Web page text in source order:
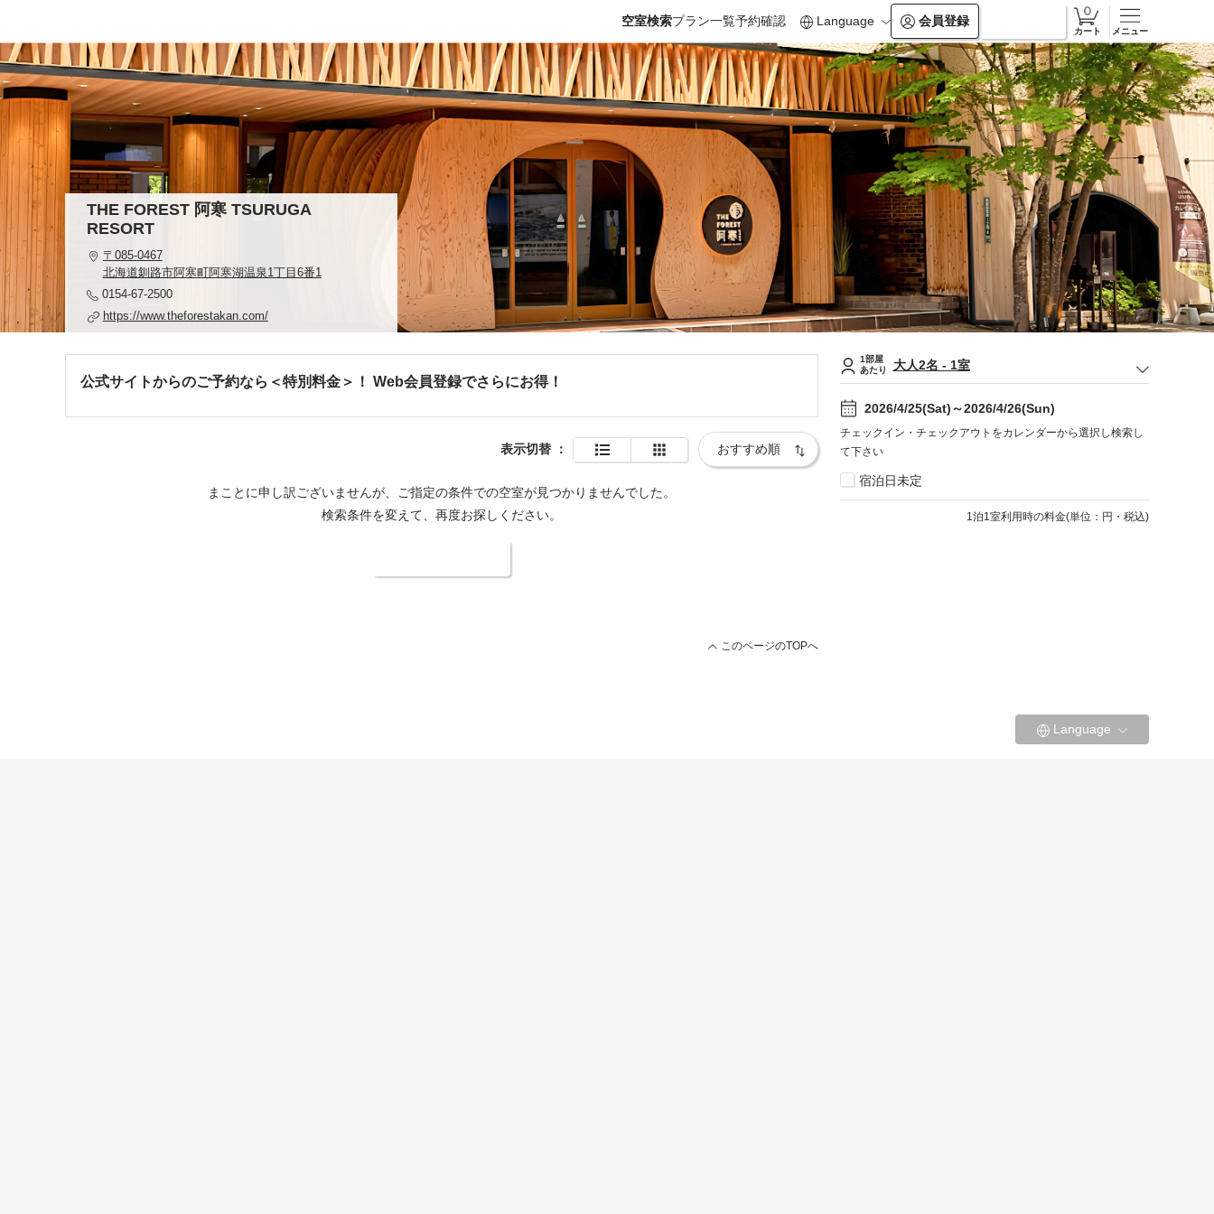
空室検索プラン一覧予約確認 Language 会員登録
カート メニュー
THE FOREST 阿寒 TSURUGA
RESORT
〒085-0467
北海道釧路市阿寒町阿寒湖温泉1丁目6番1
0154-67-2500
https://www.theforestakan.com/
公式サイトからのご予約なら＜特別料金＞！ Web会員登録でさらにお得！
表示切替 ：
まことに申し訳ございませんが、ご指定の条件での空室が見つかりませんでした。
検索条件を変えて、再度お探しください。
このページのTOPへ
1部屋
あたり
大人2名 - 1室
2026/4/25(Sat)～2026/4/26(Sun)
チェックイン・チェックアウトをカレンダーから選択し検索し
て下さい
宿泊日未定
1 泊1室利用時の料金(単位：円・税込)
Language